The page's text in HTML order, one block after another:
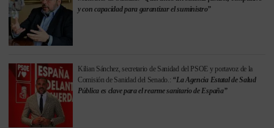
y con capacidad para garantizar el suministro”
Kilian Sánchez, secretario de Sanidad del PSOE y portavoz de la
Comisión de Sanidad del Senado.: “La Agencia Estatal de Salud
Pública es clave para el rearme sanitario de España”